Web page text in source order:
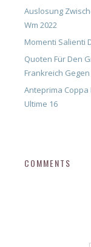
Auslosung
Wm 2022
Momenti Salienti
Quoten Für Den
Frankreich
Anteprima Coppa
Ultime 16
COMMENTS